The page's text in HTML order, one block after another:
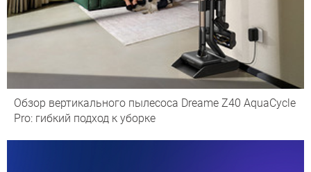
Обзор вертикального пылесоса Dreame Z40 AquaCycle
Pro: гибкий подход к уборке